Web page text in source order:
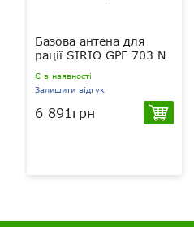
Базова антена для
рації SIRIO GPF 703 N
Є в наявності
Залишити відгук
6 891грн